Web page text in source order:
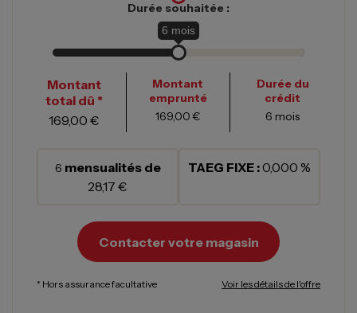
Durée souhaitée :
6 mois
Montant
total dû *
169,00 €
Montant
emprunté
169,00 €
Durée du
crédit
6 mois
6 mensualités de
28,17 €
TAEG FIXE :0,000 %
Contacter votre magasin
* Hors assurance facultative Voir les détails de l'offre